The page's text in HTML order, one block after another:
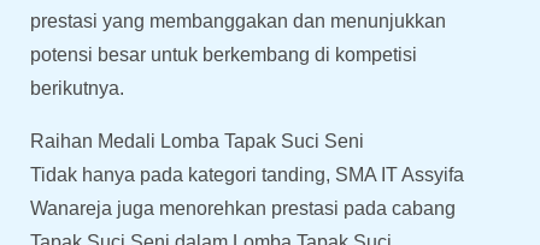
prestasi yang membanggakan dan menunjukkan
potensi besar untuk berkembang di kompetisi
berikutnya.
Raihan Medali Lomba Tapak Suci Seni
Tidak hanya pada kategori tanding, SMA IT Assyifa
Wanareja juga menorehkan prestasi pada cabang